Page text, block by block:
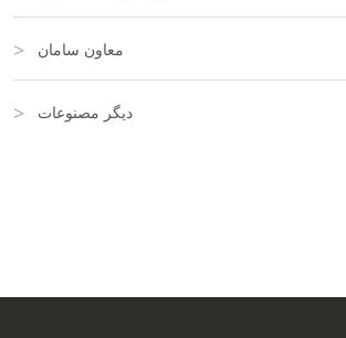
معاون سامان
دیگر مصنوعات